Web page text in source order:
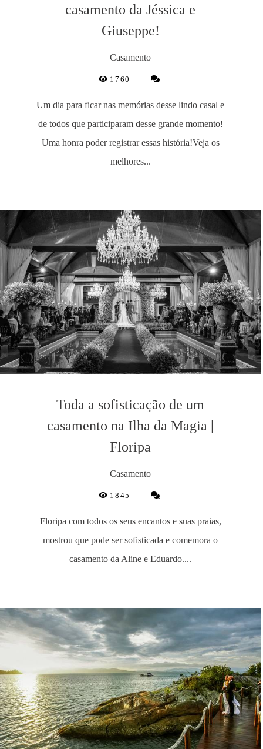
casamento da Jéssica e
Giuseppe!
Casamento
1760
Um dia para ficar nas memórias desse lindo casal e
de todos que participaram desse grande momento!
Uma honra poder registrar essas história!Veja os
melhores...
Toda a sofisticação de um
casamento na Ilha da Magia |
Floripa
Casamento
1845
Floripa com todos os seus encantos e suas praias,
mostrou que pode ser sofisticada e comemora o
casamento da Aline e Eduardo....